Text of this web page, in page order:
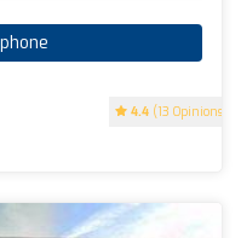
4.4 (13 Opinions)